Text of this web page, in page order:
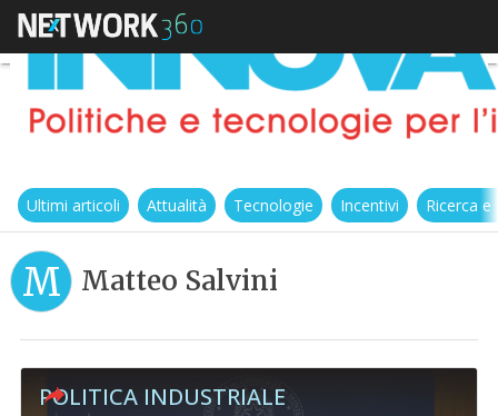
Ultimi articoli Attualità Tecnologie Incentivi Ricerca
M Matteo Salvini
POLITICA INDUSTRIALE